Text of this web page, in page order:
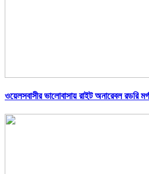
ওয়েলসবাসীর ভালোবাসায় রাইট অনারেবল রডরি